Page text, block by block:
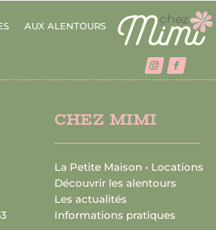
AUX ALENTOURS
CHEZ MIMI
La Petite Maison • Locations
Découvrir les alentours
Les actualités
Informations pratiques